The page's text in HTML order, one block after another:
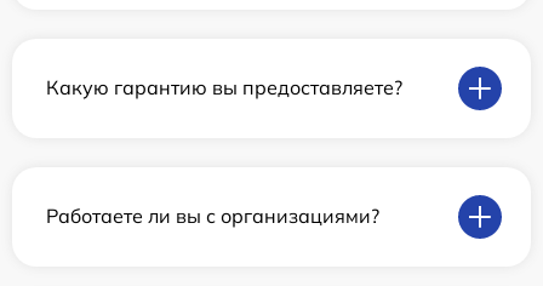
Какую гарантию вы предоставляете?
Работаете ли вы с организациями?